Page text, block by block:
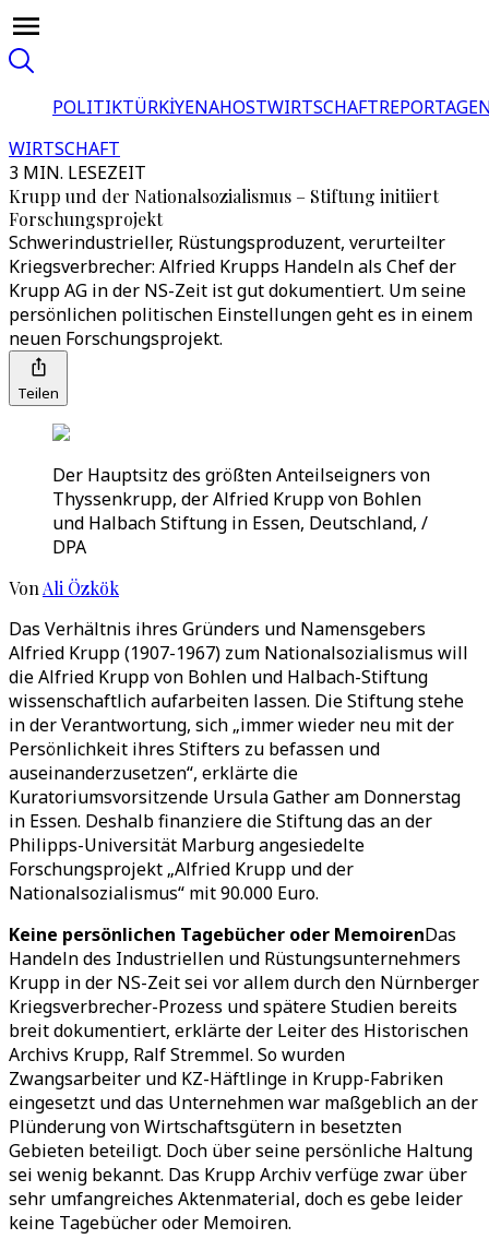
POLITIKTÜRKİYENAHOSTWIRTSCHAFT
WIRTSCHAFT
3 MIN. LESEZEIT
Krupp und der Nationalsozialismus – Stiftung initiiert
Forschungsprojekt
Schwerindustrieller, Rüstungsproduzent, verurteilter
Kriegsverbrecher: Alfried Krupps Handeln als Chef der
Krupp AG in der NS-Zeit ist gut dokumentiert. Um seine
persönlichen politischen Einstellungen geht es in einem
neuen Forschungsprojekt.
Teilen
Der Hauptsitz des größten Anteilseigners von
Thyssenkrupp, der Alfried Krupp von Bohlen
und Halbach Stiftung in Essen, Deutschland, /
DPA
Von Ali Özkök
Das Verhältnis ihres Gründers und Namensgebers
Alfried Krupp (1907-1967) zum Nationalsozialismus will
die Alfried Krupp von Bohlen und Halbach-Stiftung
wissenschaftlich aufarbeiten lassen. Die Stiftung stehe
in der Verantwortung, sich „immer wieder neu mit der
Persönlichkeit ihres Stifters zu befassen und
auseinanderzusetzen“, erklärte die
Kuratoriumsvorsitzende Ursula Gather am Donnerstag
in Essen. Deshalb finanziere die Stiftung das an der
Philipps-Universität Marburg angesiedelte
Forschungsprojekt „Alfried Krupp und der
Nationalsozialismus“ mit 90.000 Euro.
Keine persönlichen Tagebücher oder MemoirenDas
Handeln des Industriellen und Rüstungsunternehmers
Krupp in der NS-Zeit sei vor allem durch den Nürnberger
Kriegsverbrecher-Prozess und spätere Studien bereits
breit dokumentiert, erklärte der Leiter des Historischen
Archivs Krupp, Ralf Stremmel. So wurden
Zwangsarbeiter und KZ-Häftlinge in Krupp-Fabriken
eingesetzt und das Unternehmen war maßgeblich an der
Plünderung von Wirtschaftsgütern in besetzten
Gebieten beteiligt. Doch über seine persönliche Haltung
sei wenig bekannt. Das Krupp Archiv verfüge zwar über
sehr umfangreiches Aktenmaterial, doch es gebe leider
keine Tagebücher oder Memoiren.